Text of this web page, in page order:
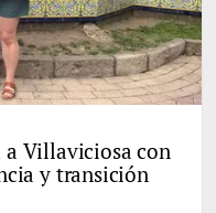
a Villaviciosa con
y transición